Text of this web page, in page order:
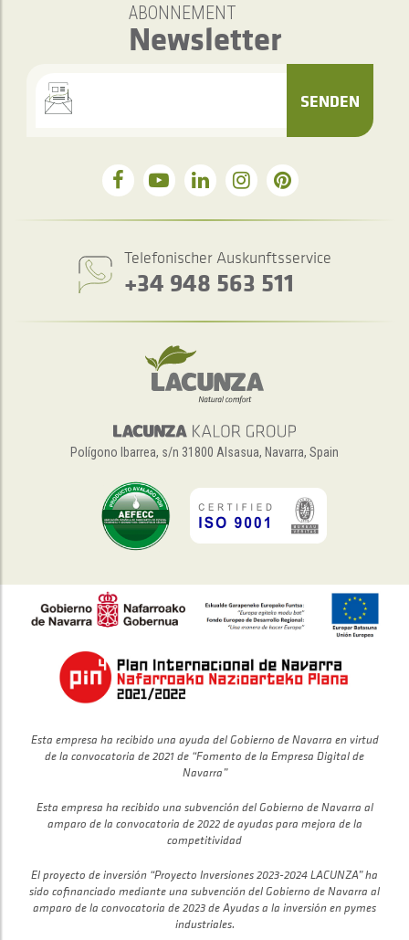
ABONNEMENT
Newsletter
SENDEN
Telefonischer Auskunftsservice
+34 948 563 511
Polígono Ibarrea, s/n 31800 Alsasua, Navarra, Spain
Esta empresa ha recibido una ayuda del Gobierno de Navarra en virtud
de la convocatoria de 2021 de “Fomento de la Empresa Digital de
Navarra”
Esta empresa ha recibido una subvención del Gobierno de Navarra al
amparo de la convocatoria de 2022 de ayudas para mejora de la
competitividad
El proyecto de inversión “Proyecto Inversiones 2023-2024 LACUNZA” ha
sido cofinanciado mediante una subvención del Gobierno de Navarra al
amparo de la convocatoria de 2023 de Ayudas a la inversión en pymes
industriales.